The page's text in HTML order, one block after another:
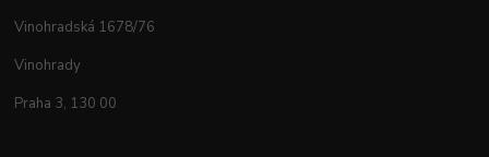
Vinohradská 1678/76
Vinohrady
Praha 3, 130 00